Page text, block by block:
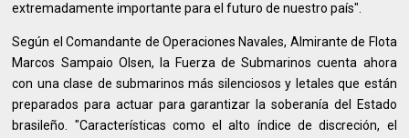
extremadamente importante para el futuro de nuestro país".
Según el Comandante de Operaciones Navales, Almirante de Flota
Marcos Sampaio Olsen, la Fuerza de Submarinos cuenta ahora
con una clase de submarinos más silenciosos y letales que están
preparados para actuar para garantizar la soberanía del Estado
brasileño. "Características como el alto índice de discreción, el